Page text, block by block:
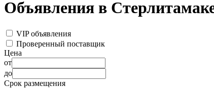
Объявления в
VIP объявления
Проверенный поставщик
Цена
от
до
Срок размещения